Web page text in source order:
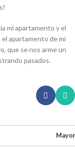
mi apartamento y el
apartamento de mi
que se nos arme un
pasados.
Mayor